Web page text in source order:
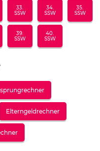
33.
SSW
34.
SSW
35.
SSW
39.
SSW
40.
SSW
Elterngeldrechner